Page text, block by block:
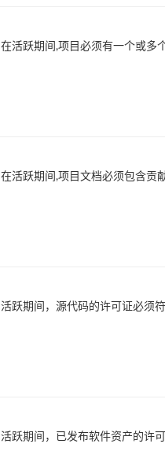
在活跃期间,项目必须有一个或多
在活跃期间,项目文档必须包含贡
活跃期间，源代码的许可证必须
活跃期间，已发布软件资产的许